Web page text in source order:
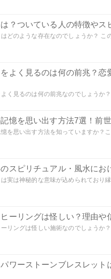
？ついている人の特徴やス
はどのような存在なのでしょうか？ こ
よく見るのは何の前兆？恋
く見るのは何の前兆なのでしょうか
憶を思い出す方法7選！前
を思い出す方法を知っていますか？こ
スピリチュアル・風水にお
実は神秘的な意味が込められており縁
ーリングは怪しい？理由
リングは怪しい施術なのでしょうか
ワーストーンブレスレッ